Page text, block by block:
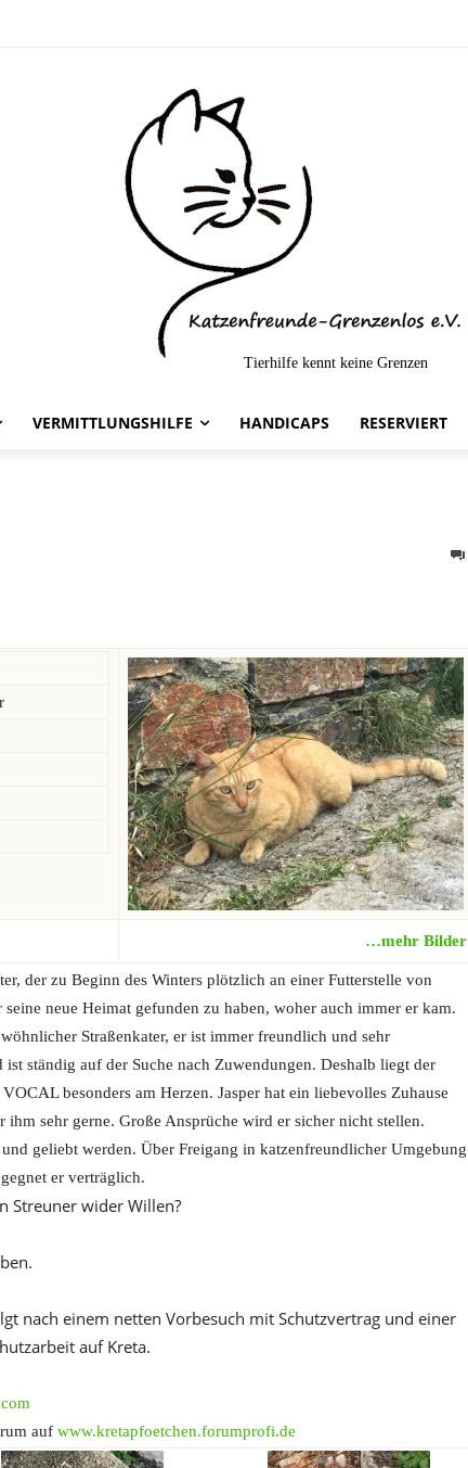
Tierhilfe kennt keine Grenzen
VERMITTLUNGSHILFE HANDICAPS RESERVIERT
…mehr Bilder
der zu Beginn des Winters plötzlich an einer Futterstelle von
neue Heimat gefunden zu haben, woher auch immer er kam.
Straßenkater, er ist immer freundlich und sehr
ständig auf der Suche nach Zuwendungen. Deshalb liegt der
besonders am Herzen. Jasper hat ein liebevolles Zuhause
sehr gerne. Große Ansprüche wird er sicher nicht stellen.
geliebt werden. Über Freigang in katzenfreundlicher Umgebung
er verträglich.
Streuner wider Willen?
nach einem netten Vorbesuch mit Schutzvertrag und einer
auf Kreta.
auf www.kretapfoetchen.forumprofi.de